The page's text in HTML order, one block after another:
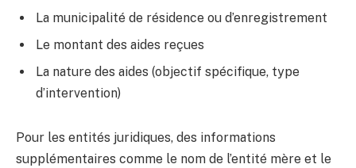
La municipalité de résidence ou d’enregistrement
Le montant des aides reçues
La nature des aides (objectif spécifique, type
d’intervention)
Pour les entités juridiques, des informations
supplémentaires comme le nom de l’entité mère et le